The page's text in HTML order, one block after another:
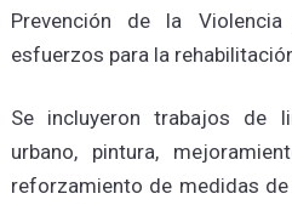
Prevención de la
esfuerzos para la
Se incluyeron trabajos de
urbano, pintura,
reforzamiento de medidas